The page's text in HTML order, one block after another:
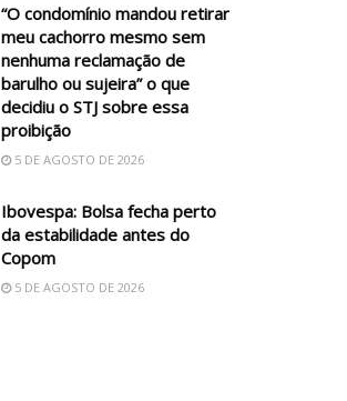
“O condomínio mandou retirar
meu cachorro mesmo sem
nenhuma reclamação de
barulho ou sujeira” o que
decidiu o STJ sobre essa
proibição
5 DE AGOSTO DE 2026
Ibovespa: Bolsa fecha perto
da estabilidade antes do
Copom
5 DE AGOSTO DE 2026